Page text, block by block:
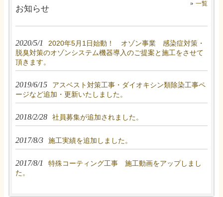
お知らせ
一覧
2020/5/1
2020年5月1日始動！ オゾン事業 感染症対策・
脱臭対策のオゾンシステム機器導入のご提案と施工をさせて
頂きます。
2019/6/15
アスベスト対策工事・ダイオキシン類除染工事ペ
ージなど追加・更新いたしました。
2018/2/28 社員募集が追加されました。
2017/8/3 施工実績を追加しました。
2017/8/1
特殊コーティング工事 施工動画をアップしまし
た。